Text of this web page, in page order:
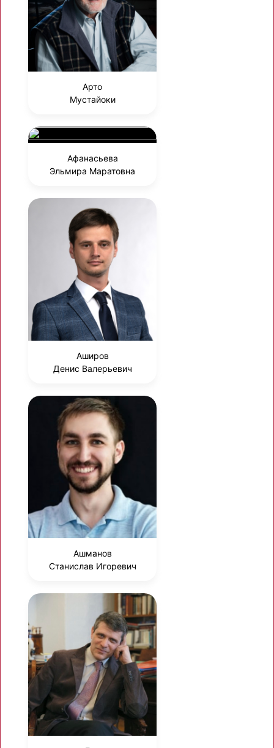
Арто
Мустайоки
Афанасьева
Эльмира Маратовна
Аширов
Денис Валерьевич
Ашманов
Станислав Игоревич